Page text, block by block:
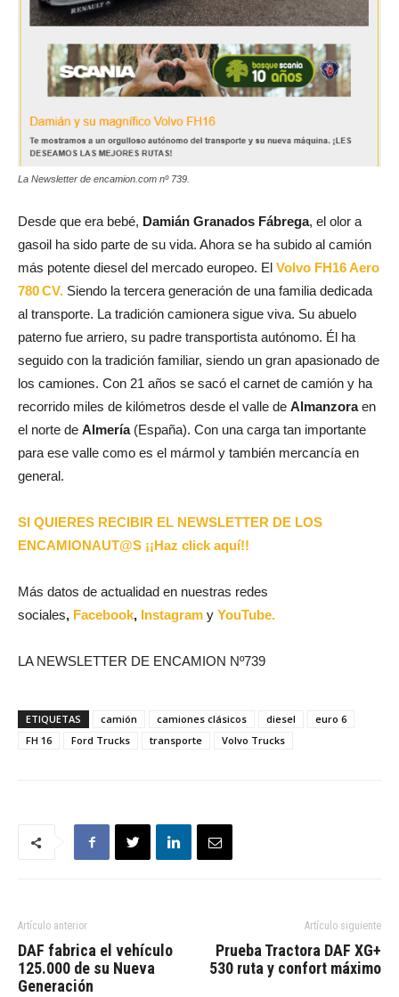
La Newsletter de encamion.com nº 739.
Desde que era bebé, Damián Granados Fábrega, el olor a
gasoil ha sido parte de su vida. Ahora se ha subido al camión
más potente diesel del mercado europeo. El Volvo FH16 Aero
780 CV. Siendo la tercera generación de una familia dedicada
al transporte. La tradición camionera sigue viva. Su abuelo
paterno fue arriero, su padre transportista autónomo. Él ha
seguido con la tradición familiar, siendo un gran apasionado de
los camiones. Con 21 años se sacó el carnet de camión y ha
recorrido miles de kilómetros desde el valle de Almanzoraen
el norte de Almería(España). Con una carga tan importante
para ese valle como es el mármol y también mercancía en
general.
SI QUIERES RECIBIR EL NEWSLETTER DE LOS
ENCAMIONAUT@S ¡¡Haz click aquí!!
Más datos de actualidad en nuestras redes
sociales, Facebook, Instagram y YouTube.
LA NEWSLETTER DE ENCAMION Nº739
ETIQUETAS camión camiones clásicos diesel
euro 6
FH 16
Ford Trucks transporte Volvo Trucks
Artículo anterior
DAF fabrica el vehículo
125.000 de su Nueva
Generación
Artículo siguiente
Prueba Tractora DAF XG+
530 ruta y confort máximo